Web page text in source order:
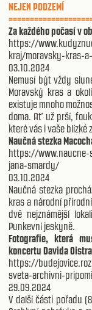
NEJEN PODZEMÍ
Za každého počasí v
https://
kraj/moravsky-kras-
03.10.2024
Nemusí být vždy
Moravský kras a
existuje mnoho
doma. Ať už prší,
které vás i vaše blízké
Naučná stezka
https://www.naucne-
jana-smardy/
03.10.2024
Naučná stezka
kras a národní
dvě nejznámější
Punkevní jeskyně.
Fotografie, která
koncertu Davida
https://
sveta-archivni-
29.09.2024
V další části pořadu